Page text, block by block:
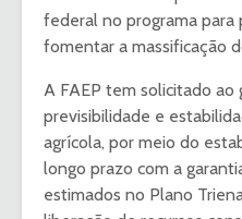
federal no programa para
fomentar a massificação
A FAEP tem solicitado
previsibilidade e
agrícola, por meio do
longo prazo com a
estimados no Plano